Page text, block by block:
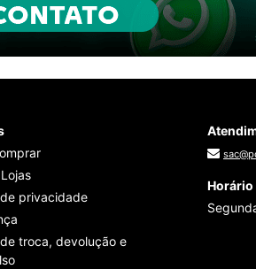
privacidade
troca, devolução e
Horário